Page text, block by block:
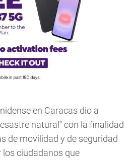
en Caracas dio a
natural” con la finalidad
de movilidad y de seguridad
ciudadanos que